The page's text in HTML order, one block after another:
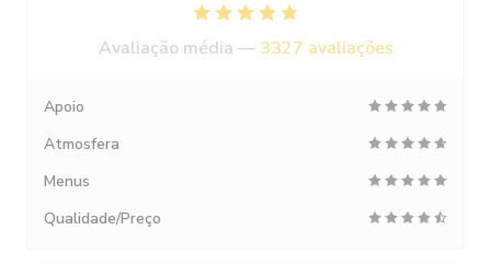
Avaliação média — 3327 avaliações
Apoio
Atmosfera
Menus
Qualidade/Preço